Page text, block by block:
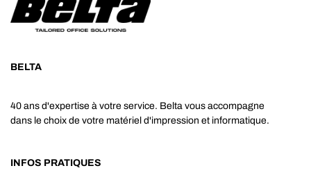
BELTA
40 ans d'expertise à votre service. Belta vous accompagne
dans le choix de votre matériel d'impression et informatique.
INFOS PRATIQUES